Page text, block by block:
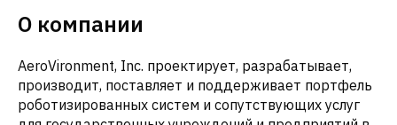
О компании
AeroVironment, Inc. проектирует, разрабатывает,
производит, поставляет и поддерживает портфель
роботизированных систем и сопутствующих услуг